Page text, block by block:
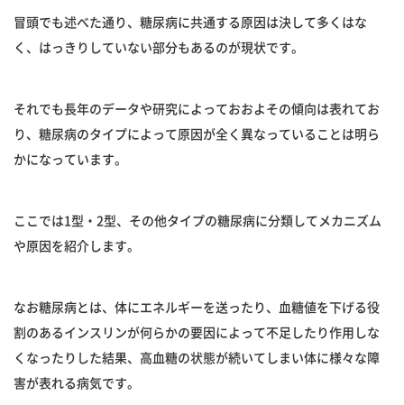
冒頭でも述べた通り、糖尿病に共通する原因は決して多くはな
く、はっきりしていない部分もあるのが現状です。
それでも長年のデータや研究によっておおよその傾向は表れてお
り、糖尿病のタイプによって原因が全く異なっていることは明ら
かになっています。
ここでは1型・2型、その他タイプの糖尿病に分類してメカニズム
や原因を紹介します。
なお糖尿病とは、体にエネルギーを送ったり、血糖値を下げる役
割のあるインスリンが何らかの要因によって不足したり作用しな
くなったりした結果、高血糖の状態が続いてしまい体に様々な障
害が表れる病気です。